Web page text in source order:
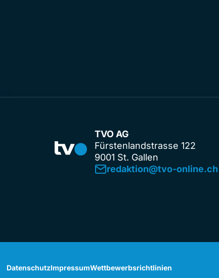
TVO AG
Fürstenlandstrasse 122
9001 St. Gallen
redaktion@tvo-online.ch
DatenschutzImpressumWettbewerbsrichtlinien